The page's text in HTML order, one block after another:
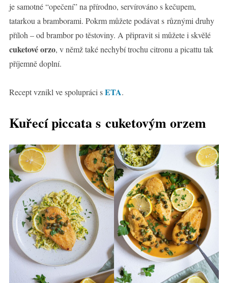
je samotné “opečení” na přírodno, servírováno s kečupem,
tatarkou a bramborami. Pokrm můžete podávat s různými druhy
příloh – od brambor po těstoviny. A připravit si můžete i skvělé
cuketové orzo, v němž také nechybí trochu citronu a picattu tak
příjemně doplní.
Recept vznikl ve spolupráci sETA.
Kuřecí piccata s cuketovým orzem